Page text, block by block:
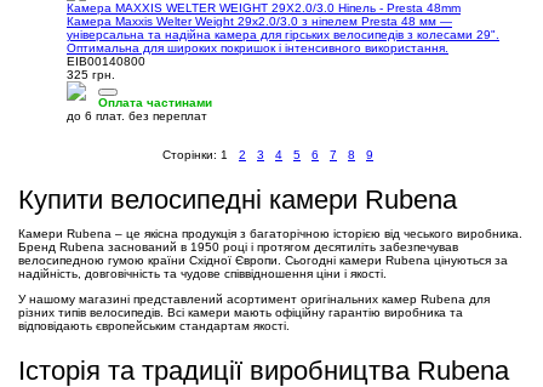
Камера MAXXIS WELTER WEIGHT 29X2.0/3.0 Ніпель - Presta 48mm
Камера Maxxis Welter Weight 29x2.0/3.0 з ніпелем Presta 48 мм —
універсальна та надійна камера для гірських велосипедів з колесами 29".
Оптимальна для широких покришок і інтенсивного використання.
EIB00140800
325 грн.
Оплата частинами
до 6 плат. без переплат
Сторінки: 1 2 3 4 5 6 7 8 9
Купити велосипедні камери Rubena
Камери Rubena – це якісна продукція з багаторічною історією від чеського виробника.
Бренд Rubena заснований в 1950 році і протягом десятиліть забезпечував
велосипедною гумою країни Східної Європи. Сьогодні камери Rubena цінуються за
надійність, довговічність та чудове співвідношення ціни і якості.
У нашому магазині представлений асортимент оригінальних камер Rubena для
різних типів велосипедів. Всі камери мають офіційну гарантію виробника та
відповідають європейським стандартам якості.
Історія та традиції виробництва Rubena